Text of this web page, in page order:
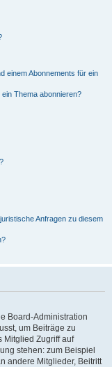
einem Abonnements für ein
Thema abonnieren?
Anfragen zu diesem
Board-Administration
um Beiträge zu
Mitglied Zugriff auf
stehen: zum Beispiel
andere Mitglieder, Beitritt